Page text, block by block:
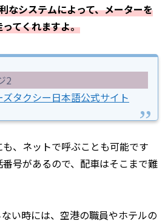
なシステムによって、メーターを
てくれますよ。
ズタクシー日本語公式サイト
、ネットで呼ぶことも可能です
号があるので、配車はそこまで難
い時には、空港の職員やホテルの